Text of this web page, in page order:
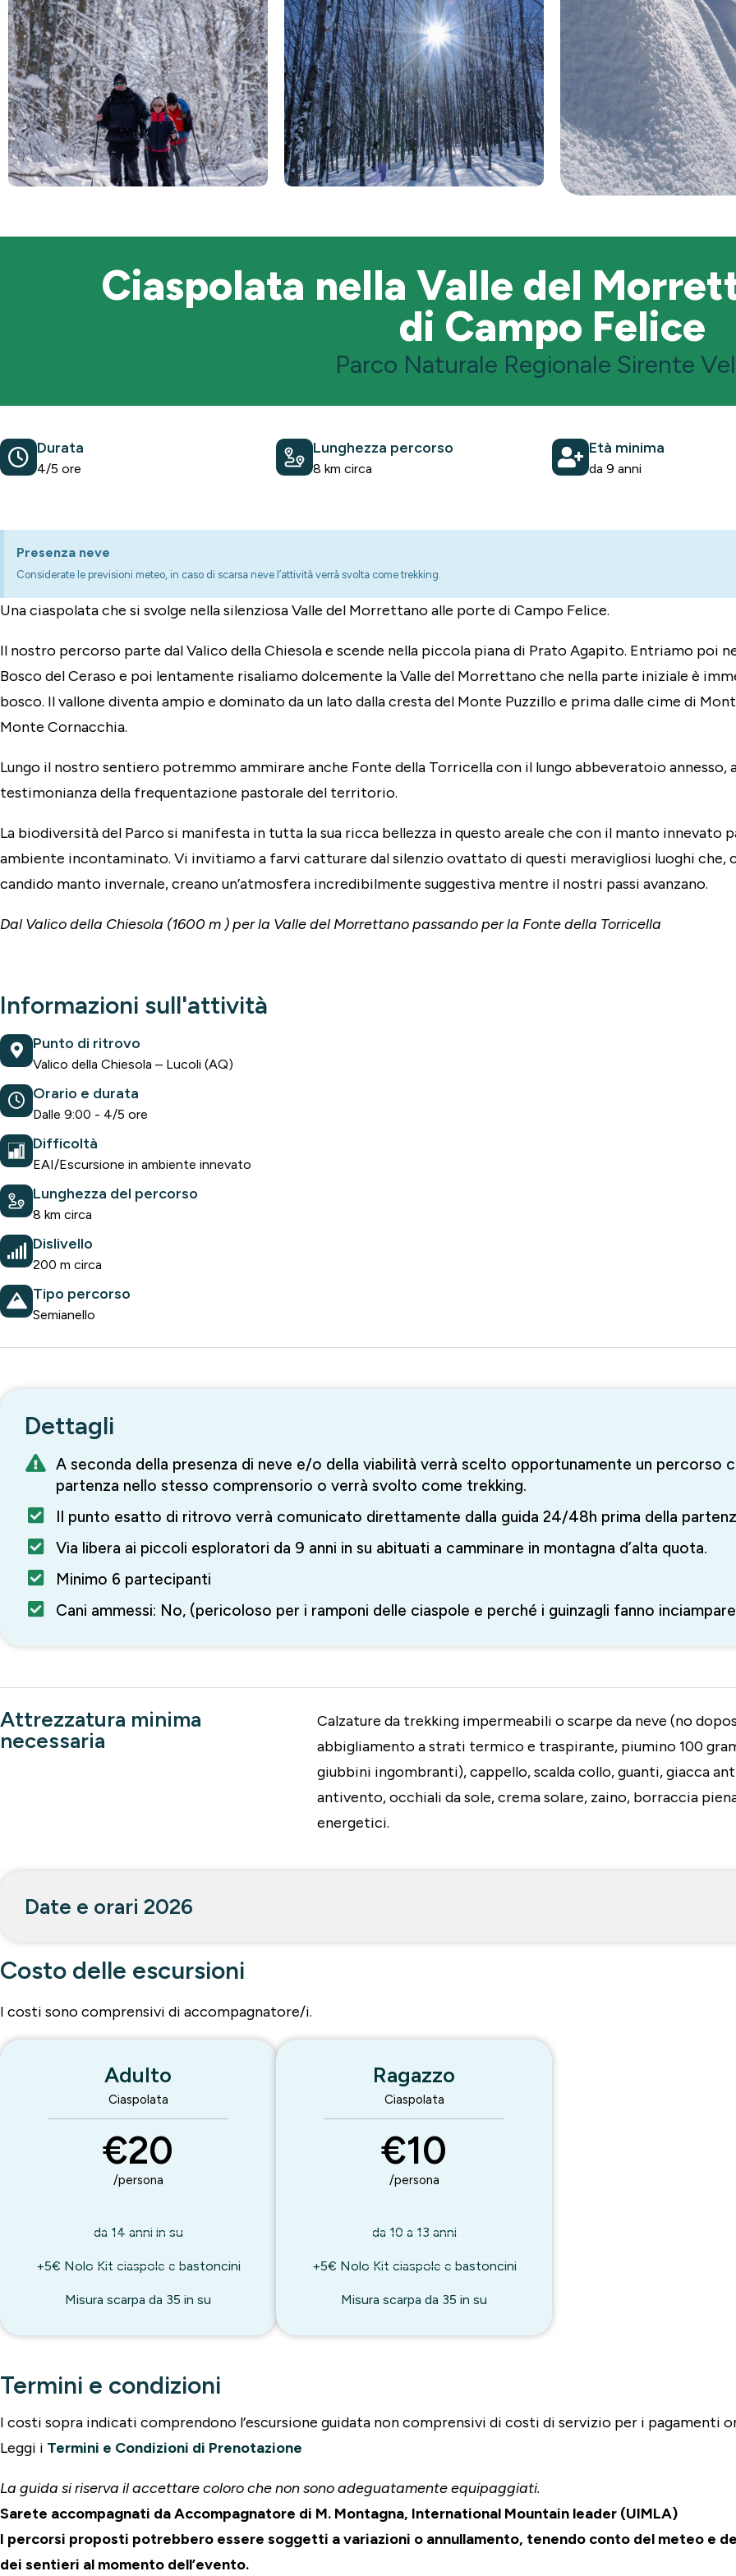
Ciaspolata nella Valle del
di Campo Felice
Parco Naturale Regionale Sirente
Durata
4/5 ore
Lunghezza percorso
8 km circa
Età minima
da 9 anni
Presenza neve
Considerate le previsioni meteo, in caso di scarsa neve l’attività verrà svolta come trekking.
Una ciaspolata che si svolge nella silenziosa Valle del Morrettano alle porte di Campo Felice.
Il nostro percorso parte dal Valico della Chiesola e scende nella piccola piana di Prato Agapito. Entriamo poi
Bosco del Ceraso e poi lentamente risaliamo dolcemente la Valle del Morrettano che nella parte iniziale è
bosco. Il vallone diventa ampio e dominato da un lato dalla cresta del Monte Puzzillo e prima dalle cime di
Monte Cornacchia.
Lungo il nostro sentiero potremmo ammirare anche Fonte della Torricella con il lungo abbeveratoio annesso,
testimonianza della frequentazione pastorale del territorio.
La biodiversità del Parco si manifesta in tutta la sua ricca bellezza in questo areale che con il manto innevato
ambiente incontaminato. Vi invitiamo a farvi catturare dal silenzio ovattato di questi meravigliosi luoghi che,
candido manto invernale, creano un’atmosfera incredibilmente suggestiva mentre il nostri passi avanzano.
Dal Valico della Chiesola (1600 m ) per la Valle del Morrettano passando per la Fonte della Torricella
Informazioni sull'attività
Punto di ritrovo
Valico della Chiesola – Lucoli (AQ)
Orario e durata
Dalle 9:00 - 4/5 ore
Difficoltà
EAI/Escursione in ambiente innevato
Lunghezza del percorso
8 km circa
Dislivello
200 m circa
Tipo percorso
Semianello
Dettagli
A seconda della presenza di neve e/o della viabilità verrà scelto opportunamente un percorso
partenza nello stesso comprensorio o verrà svolto come trekking.
Il punto esatto di ritrovo verrà comunicato direttamente dalla guida 24/48h prima della
Via libera ai piccoli esploratori da 9 anni in su abituati a camminare in montagna d’alta quota.
Minimo 6 partecipanti
Cani ammessi: No, (pericoloso per i ramponi delle ciaspole e perché i guinzagli fanno
Attrezzatura minima
necessaria
Calzature da trekking impermeabili o scarpe da neve (no
abbigliamento a strati termico e traspirante, piumino 100
giubbini ingombranti), cappello, scalda collo, guanti, giacca
antivento, occhiali da sole, crema solare, zaino, borraccia
energetici.
Date e orari 2026
Costo delle escursioni
I costi sono comprensivi di accompagnatore/i.
Adulto
Ciaspolata
€20
/persona
da 14 anni in su
+5€ Nolo Kit ciaspole e bastoncini
Misura scarpa da 35 in su
Ragazzo
Ciaspolata
€10
/persona
da 10 a 13 anni
+5€ Nolo Kit ciaspole e bastoncini
Misura scarpa da 35 in su
Termini e condizioni
I costi sopra indicati comprendono l’escursione guidata non comprensivi di costi di servizio per i pagamenti
Leggi i Termini e Condizioni di Prenotazione
La guida si riserva il accettare coloro che non sono adeguatamente equipaggiati.
Sarete accompagnati da Accompagnatore di M. Montagna, International Mountain leader (UIMLA)
I percorsi proposti potrebbero essere soggetti a variazioni o annullamento, tenendo conto del meteo e
dei sentieri al momento dell’evento.